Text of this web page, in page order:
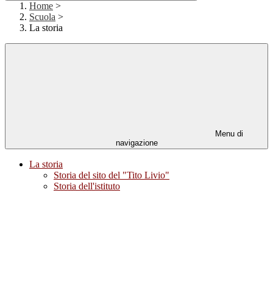
Home >
Scuola >
La storia
Menu di
navigazione
La storia
Storia del sito del "Tito Livio"
Storia dell'istituto